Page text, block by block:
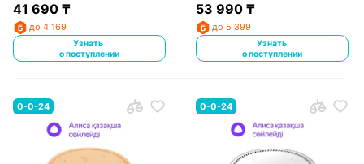
41 690₸
до 4 169
Узнать
о поступлении
53 990 ₸
до 5 399
Узнать
о поступлении
0-0-24 0-0-24